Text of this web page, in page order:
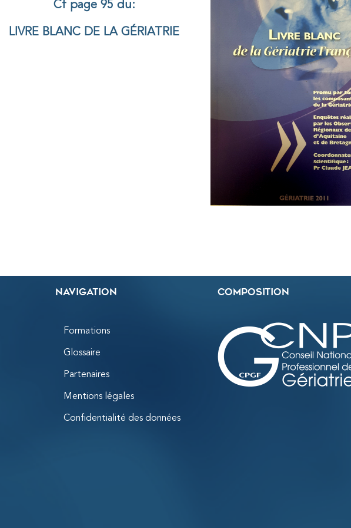
Cf page 95 du:
LIVRE BLANC DE LA GÉRIATRIE
Navigation
Formations
Glossaire
Partenaires
Mentions légales
Confidentialité des données
Composition